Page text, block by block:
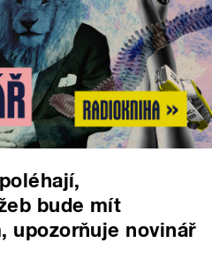
bude mít
upozorňuje novinář